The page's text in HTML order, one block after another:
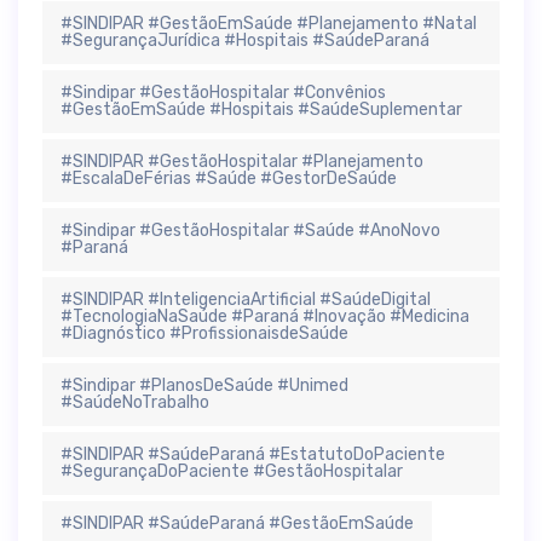
#SINDIPAR #GestãoEmSaúde #Planejamento #Natal
#SegurançaJurídica #Hospitais #SaúdeParaná
#Sindipar #GestãoHospitalar #Convênios
#GestãoEmSaúde #Hospitais #SaúdeSuplementar
#SINDIPAR #GestãoHospitalar #Planejamento
#EscalaDeFérias #Saúde #GestorDeSaúde
#Sindipar #GestãoHospitalar #Saúde #AnoNovo
#Paraná
#SINDIPAR #InteligenciaArtificial #SaúdeDigital
#TecnologiaNaSaúde #Paraná #Inovação #Medicina
#Diagnóstico #ProfissionaisdeSaúde
#Sindipar #PlanosDeSaúde #Unimed
#SaúdeNoTrabalho
#SINDIPAR #SaúdeParaná #EstatutoDoPaciente
#SegurançaDoPaciente #GestãoHospitalar
#SINDIPAR #SaúdeParaná #GestãoEmSaúde